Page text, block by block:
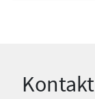
Kontakt